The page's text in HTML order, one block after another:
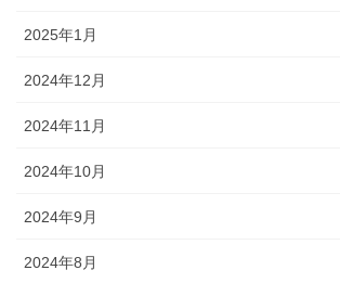
2025年1月
2024年12月
2024年11月
2024年10月
2024年9月
2024年8月